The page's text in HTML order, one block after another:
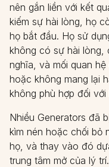
nên gắn liền với kết
kiếm sự hài lòng, họ
họ bắt đầu. Họ sử
không có sự hài
nghĩa, và mối quan
hoặc không mang lại
không phù hợp đối với
Nhiều Generators đã
kìm nén hoặc chối bỏ
họ, và thay vào đó
trung tâm mở của lý